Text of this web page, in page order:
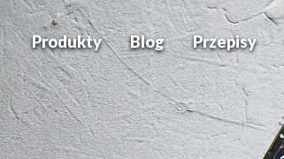
Produkty Blog Przepisy